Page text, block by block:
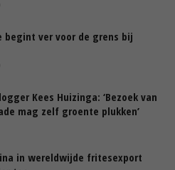
begint ver voor de grens bij
Kees Huizinga: ‘Bezoek van
mag zelf groente plukken’
in wereldwijde fritesexport